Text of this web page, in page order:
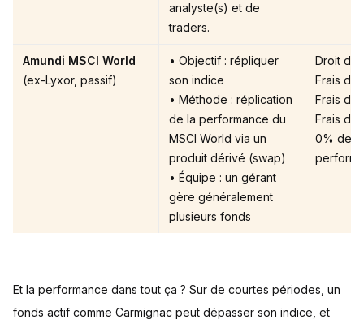
analyste(s) et de
traders.
Amundi MSCI World
(ex-Lyxor, passif)
• Objectif : répliquer
son indice
• Méthode : réplication
de la performance du
MSCI World via un
produit dérivé (swap)
• Équipe : un gérant
gère généralement
plusieurs fonds
Droit
Frais de
Frais de
Frais de
0% de
Et la performance dans tout ça ? Sur de courtes périodes, un
fonds actif comme Carmignac peut dépasser son indice, et